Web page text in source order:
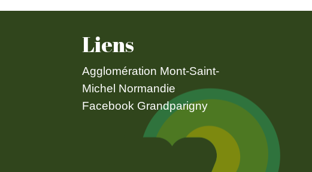
Liens
Agglomération Mont-Saint-
Michel Normandie
Facebook Grandparigny